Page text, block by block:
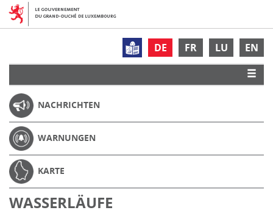
DE FR LU EN
NACHRICHTEN
WARNUNGEN
KARTE
WASSERLÄUFE